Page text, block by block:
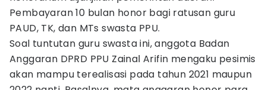
Pembayaran 10 bulan honor bagi ratusan guru
PAUD, TK, dan MTs swasta PPU.
Soal tuntutan guru swasta ini, anggota Badan
Anggaran DPRD PPU Zainal Arifin mengaku pesimis
akan mampu terealisasi pada tahun 2021 maupun